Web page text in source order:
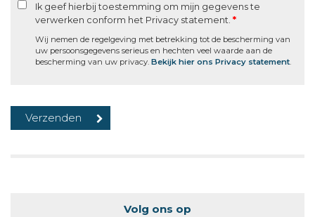
Ik geef hierbij toestemming om mijn gegevens te
verwerken conform het Privacy statement. *
Wij nemen de regelgeving met betrekking tot de bescherming van
uw persoonsgegevens serieus en hechten veel waarde aan de
bescherming van uw privacy. Bekijk hier ons Privacy statement.
Volg ons op